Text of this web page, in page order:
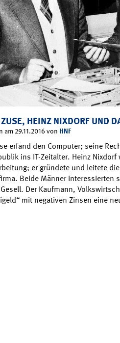
HEINZ NIXDORF UND
am 29.11.2016 von HNF
erfand den Computer; seine
ins IT-Zeitalter. Heinz Nixdorf
er gründete und leitete
Beide Männer interessierten
Der Kaufmann,
mit negativen Zinsen eine